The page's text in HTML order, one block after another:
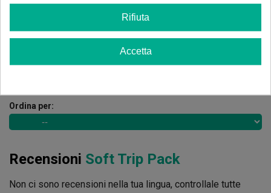
Scrivi il tuo commento
5de5
Ordina per:
Recensioni Soft Trip Pack
Non ci sono recensioni nella tua lingua, controllale tutte
Rifiuta
Accetta